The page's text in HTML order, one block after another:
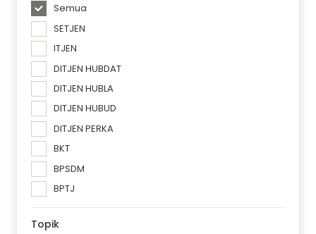
Semua
SETJEN
ITJEN
DITJEN HUBDAT
DITJEN HUBLA
DITJEN HUBUD
DITJEN PERKA
BKT
BPSDM
BPTJ
Topik